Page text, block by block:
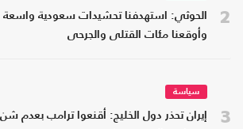
2
الحوثي: استهدفنا تحشيدات سعودية واسعة
وأوقعنا مئات القتلى والجرحى
3
سياسة
إيران تحذر دول الخليج: أقنعوا ترامب بعدم شن